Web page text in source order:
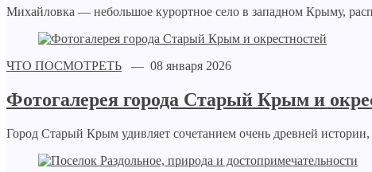
Михайловка — небольшое курортное село в западном Крыму,
ЧТО ПОСМОТРЕТЬ — 08 января 2026
Фотогалерея города Старый Крым и
Город Старый Крым удивляет сочетанием очень древней